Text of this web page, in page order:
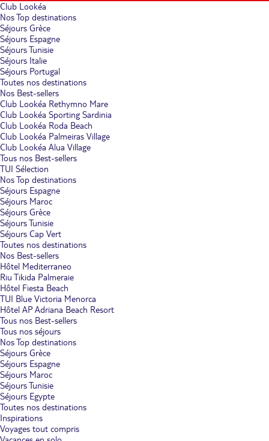
Club Lookéa
Nos Top destinations
Séjours Grèce
Séjours Espagne
Séjours Tunisie
Séjours Italie
Séjours Portugal
Toutes nos destinations
Nos Best-sellers
Club Lookéa Rethymno Mare
Club Lookéa Sporting Sardinia
Club Lookéa Roda Beach
Club Lookéa Palmeiras Village
Club Lookéa Alua Village
Tous nos Best-sellers
TUI Sélection
Nos Top destinations
Séjours Espagne
Séjours Maroc
Séjours Grèce
Séjours Tunisie
Séjours Cap Vert
Toutes nos destinations
Nos Best-sellers
Hôtel Mediterraneo
Riu Tikida Palmeraie
Hôtel Fiesta Beach
TUI Blue Victoria Menorca
Hôtel AP Adriana Beach Resort
Tous nos Best-sellers
Tous nos séjours
Nos Top destinations
Séjours Grèce
Séjours Espagne
Séjours Maroc
Séjours Tunisie
Séjours Egypte
Toutes nos destinations
Inspirations
Voyages tout compris